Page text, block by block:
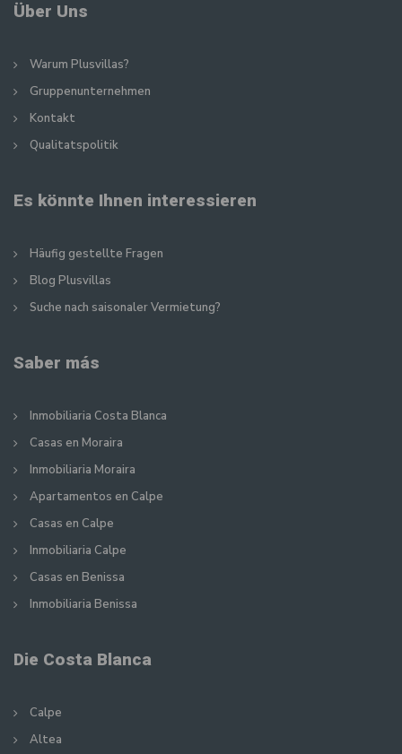
Über Uns
Warum Plusvillas?
Gruppenunternehmen
Kontakt
Qualitatspolitik
Es könnte Ihnen interessieren
Häufig gestellte Fragen
Blog Plusvillas
Suche nach saisonaler Vermietung?
Saber más
Inmobiliaria Costa Blanca
Casas en Moraira
Inmobiliaria Moraira
Apartamentos en Calpe
Casas en Calpe
Inmobiliaria Calpe
Casas en Benissa
Inmobiliaria Benissa
Die Costa Blanca
Calpe
Altea